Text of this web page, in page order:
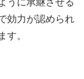
効力が認められ
す。